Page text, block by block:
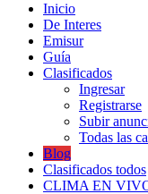
Inicio
De Interes
Emisur
Guía
Clasificados
Ingresar
Registrarse
Subir
Todas las
Blog
Clasificados todos
CLIMA EN